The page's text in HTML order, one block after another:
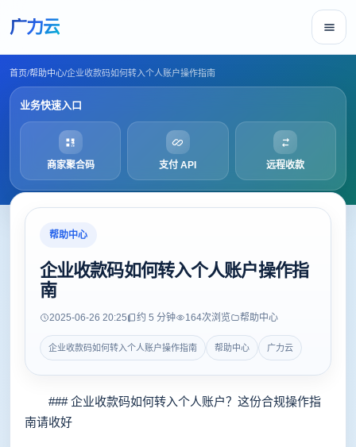
广力云
首页/帮助中心/企业收款码如何转入个人账户操作指南
业务快速入口
商家聚合码 支付 API 远程收款
帮助中心
企业收款码如何转入个人账户操作指
南
2025-06-26 20:25 约 5 分钟 164次浏览 帮助中心
企业收款码如何转入个人账户操作指南 帮助中心 广力云
### 企业收款码如何转入个人账户？这份合规操作指
南请收好